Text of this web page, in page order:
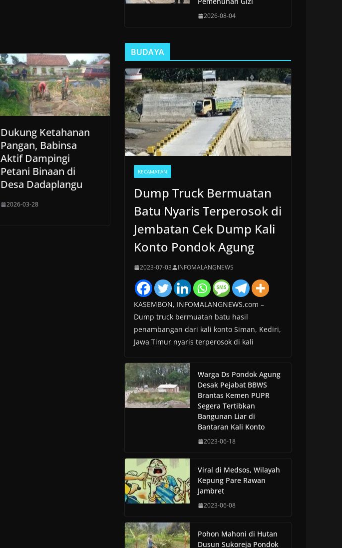
Dukung Ketahanan
Pangan, Babinsa
Aktif Dampingi
Petani Binaan di
Desa Dadaplangu
2026-03-28
2026-08-04
BUDAYA
KECAMATAN
Dump Truck Bermuatan
Batu Nyaris Terperosok di
Jembatan Cek Dump Kali
Konto Pondok Agung
2023-07-03 INFOMALANGNEWS
KASEMBON, INFOMALANGNEWS.com –
Dump truck bermuatan batu hasil
penambangan dari kali konto Siman, Kediri,
Jawa Timur nyaris terperosok di kali
Warga Ds Pondok Agung
Desak Pejabat BBWS
Brantas Kemen PUPR
Segera Tertibkan
Bangunan Liar di
Bantaran Kali Konto
2023-06-18
Viral di Medsos, Wilayah
Kepung Pare Rawan
Jambret
2023-06-08
Pohon Mahoni di Hutan
Dusun Sukoreja Pondok